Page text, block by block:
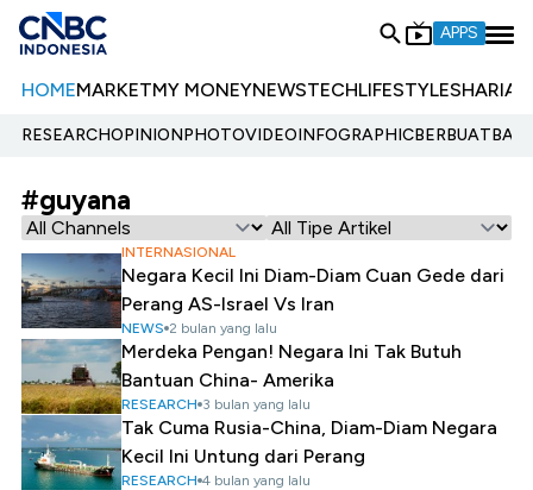
APPS
HOMEMARKETMY MONEYNEWSTECHLIFESTYLESHARIA
RESEARCHOPINIONPHOTOVIDEOINFOGRAPHIC
#guyana
INTERNASIONAL
Negara Kecil Ini Diam-Diam Cuan Gede dari
Perang AS-Israel Vs Iran
NEWS 2 bulan yang lalu
Merdeka Pengan! Negara Ini Tak Butuh
Bantuan China- Amerika
RESEARCH 3 bulan yang lalu
Tak Cuma Rusia-China, Diam-Diam Negara
Kecil Ini Untung dari Perang
RESEARCH 4 bulan yang lalu